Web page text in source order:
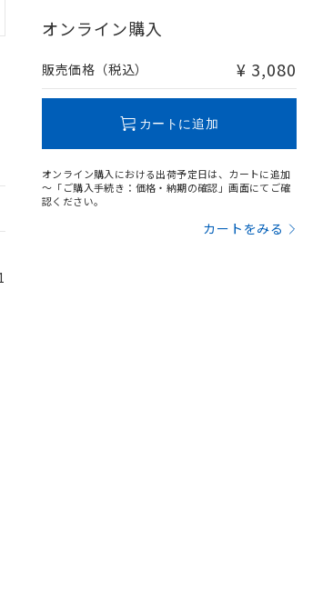
オンライン購入
販売価格（税込） ¥ 3,080
カートに追加
オンライン購入における出荷予定日は、カートに追加
～「ご購入手続き：価格・納期の確認」画面にてご確
認ください。
カートをみる